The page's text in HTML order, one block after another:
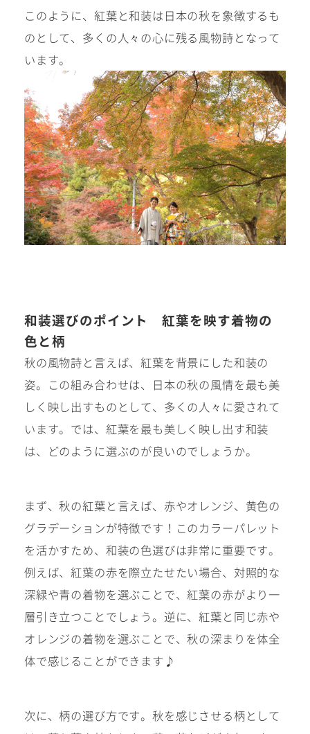
ホワイトベルについて
撮影の流れ
キッズ衣裳
ウェディング衣裳
キッズ商品
成人･卒業記念商品
ウェディング商品
コラム
WEB予約･問合せ
会社概要
サイトマップ
プライバシーポリシー
ベビー/キッズ
振袖
ホワイトベル豊橋
このように、紅葉と和装は日本の秋を象徴するも
のとして、多くの人々の心に残る風物詩となって
います。
和装選びのポイント 紅葉を映す着物の
色と柄
秋の風物詩と言えば、紅葉を背景にした和装の
姿。この組み合わせは、日本の秋の風情を最も美
しく映し出すものとして、多くの人々に愛されて
います。では、紅葉を最も美しく映し出す和装
は、どのように選ぶのが良いのでしょうか。
まず、秋の紅葉と言えば、赤やオレンジ、黄色の
グラデーションが特徴です！このカラーパレット
を活かすため、和装の色選びは非常に重要です。
例えば、紅葉の赤を際立たせたい場合、対照的な
深緑や青の着物を選ぶことで、紅葉の赤がより一
層引き立つことでしょう。逆に、紅葉と同じ赤や
オレンジの着物を選ぶことで、秋の深まりを体全
体で感じることができます♪
次に、柄の選び方です。秋を感じさせる柄として